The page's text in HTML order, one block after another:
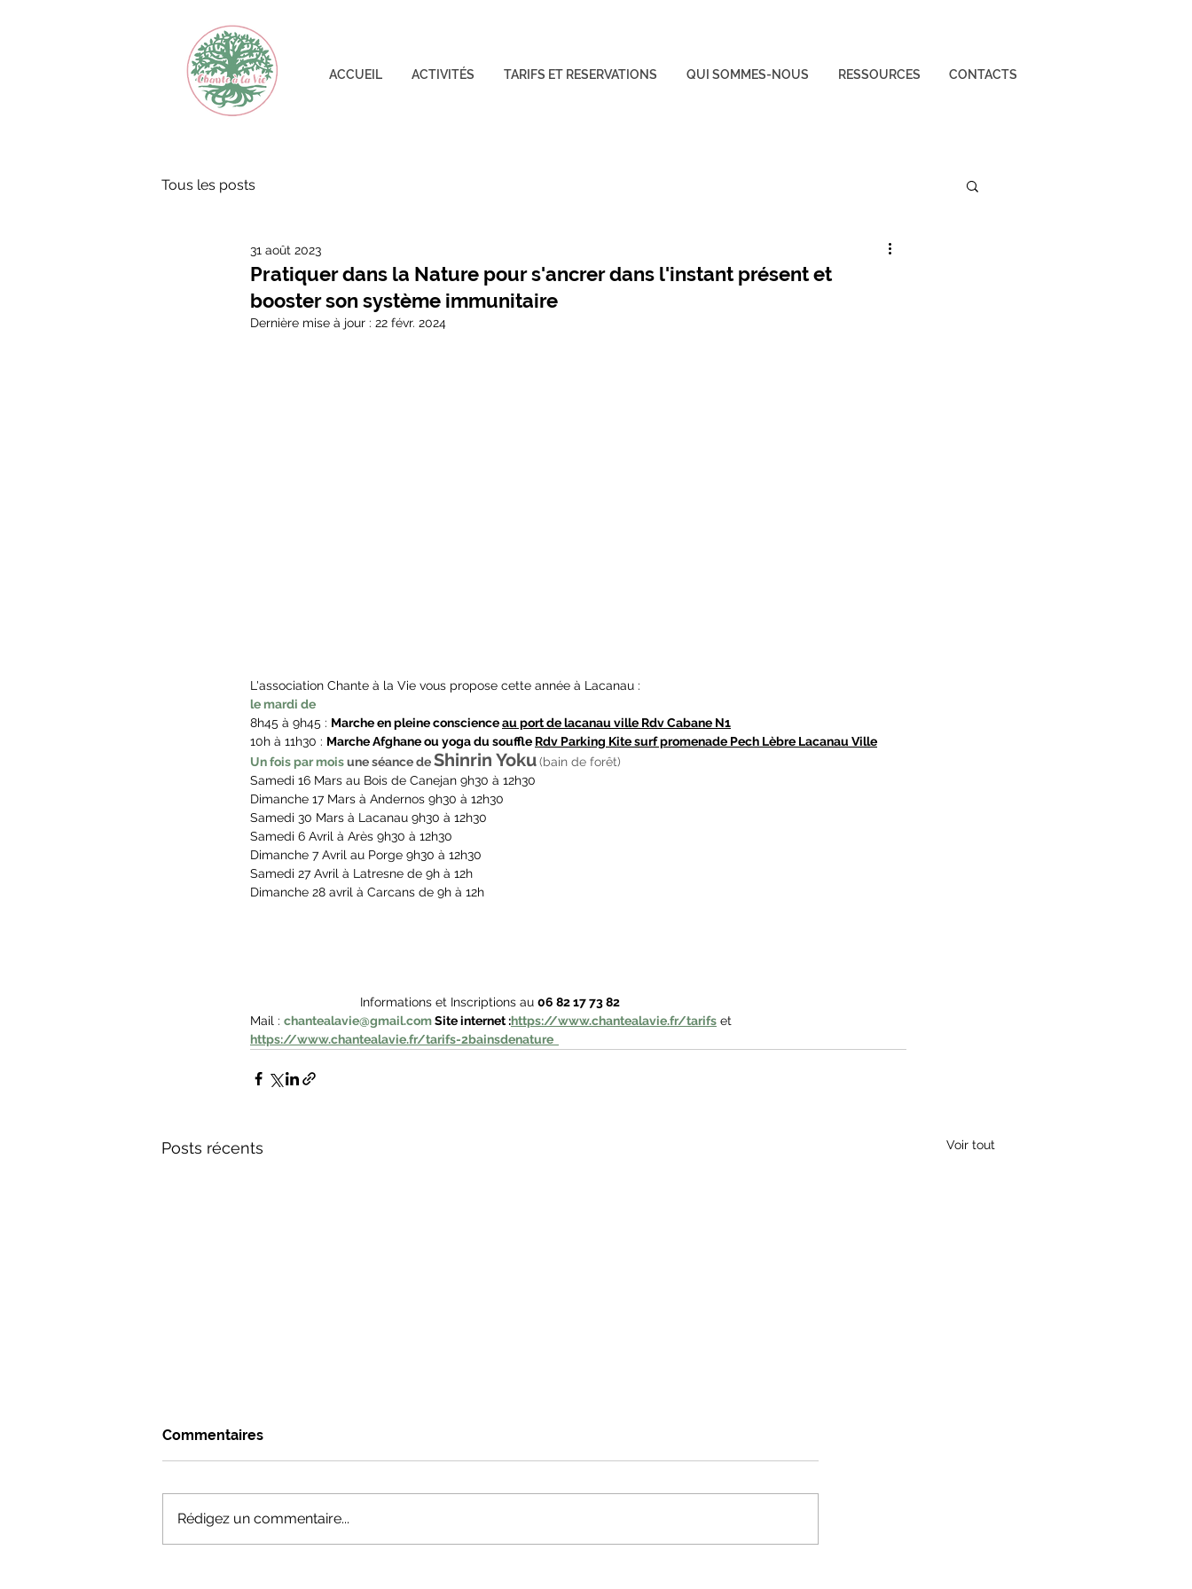
ACCUEIL ACTIVITÉS TARIFS ET RESERVATIONS QUI SOMMES-NOUS RESSOURCES CONTACTS
Tous les posts
Pratiquer dans la Nature pour s'ancrer dans l'instant présent et
booster son système immunitaire
31 août 2023
Dernière mise à jour : 22 févr. 2024
L'association Chante à la Vie vous propose cette année à Lacanau :
le mardi de
8h45 à 9h45 : Marche en pleine conscience au port de lacanau ville Rdv Cabane N1
10h à 11h30 : Marche Afghane ou yoga du souffle Rdv Parking Kite surf promenade Pech Lèbre Lacanau Ville
Un fois par mois une séance de Shinrin Yoku(bain de forêt)
Samedi 16 Mars au Bois de Canejan 9h30 à 12h30
Dimanche 17 Mars à Andernos 9h30 à 12h30
Samedi 30 Mars à Lacanau 9h30 à 12h30
Samedi 6 Avril à Arès 9h30 à 12h30
Dimanche 7 Avril au Porge 9h30 à 12h30
Samedi 27 Avril à Latresne de 9h à 12h
Dimanche 28 avril à Carcans de 9h à 12h
			 Informations et Inscriptions au
06 82 17 73 82
Mail : chantealavie@gmail.comSite internet :https://www.chantealavie.fr/tarifs et
https://www.chantealavie.fr/tarifs-2bainsdenature
Posts récents Voir tout
Commentaires
Rédigez un commentaire...